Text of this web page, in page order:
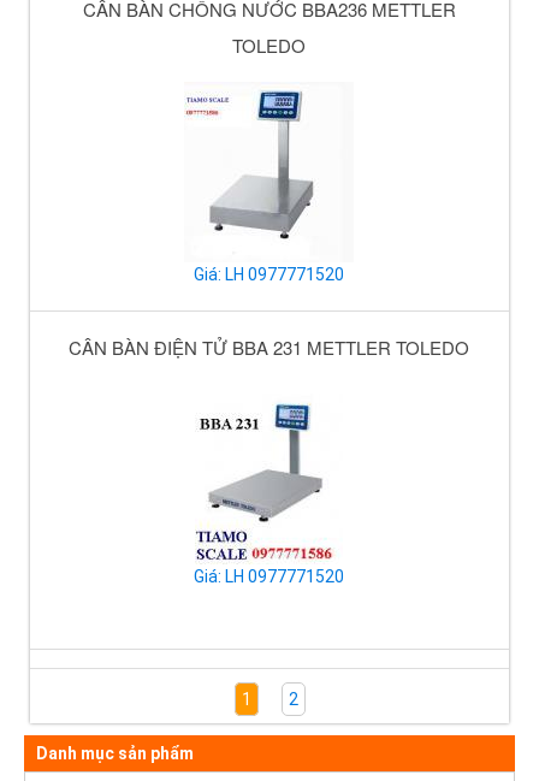
CÂN BÀN CHỐNG NƯỚC BBA236 METTLER
TOLEDO
Giá: LH 0977771520
CÂN BÀN ĐIỆN TỬ BBA 231 METTLER TOLEDO
Giá: LH 0977771520
1 2
Danh mục sản phẩm